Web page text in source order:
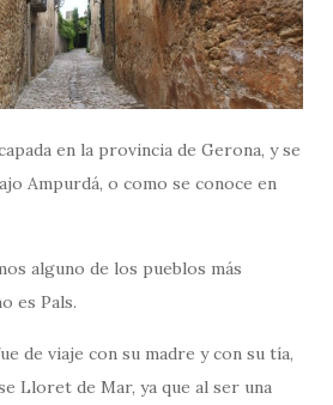
en la provincia de Gerona, y se
Ampurdá, o como se conoce en
alguno de los pueblos más
es Pals.
de viaje con su madre y con su tía,
Lloret de Mar, ya que al ser una